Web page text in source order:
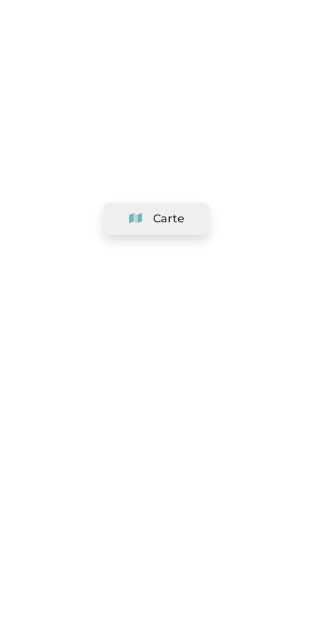
Carte